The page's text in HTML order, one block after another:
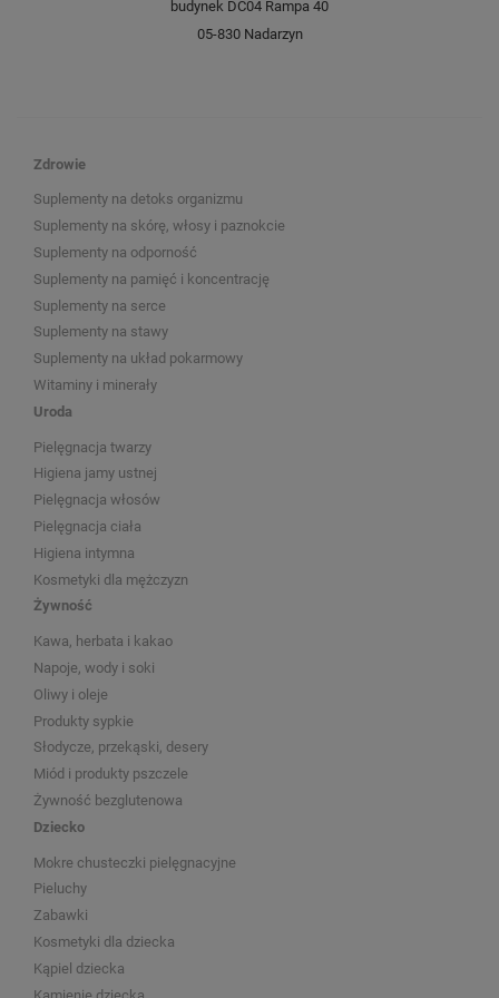
budynek DC04 Rampa 40
05-830 Nadarzyn
Zdrowie
Suplementy na detoks organizmu
Suplementy na skórę, włosy i paznokcie
Suplementy na odporność
Suplementy na pamięć i koncentrację
Suplementy na serce
Suplementy na stawy
Suplementy na układ pokarmowy
Witaminy i minerały
Uroda
Pielęgnacja twarzy
Higiena jamy ustnej
Pielęgnacja włosów
Pielęgnacja ciała
Higiena intymna
Kosmetyki dla mężczyzn
Żywność
Kawa, herbata i kakao
Napoje, wody i soki
Oliwy i oleje
Produkty sypkie
Słodycze, przekąski, desery
Miód i produkty pszczele
Żywność bezglutenowa
Dziecko
Mokre chusteczki pielęgnacyjne
Pieluchy
Zabawki
Kosmetyki dla dziecka
Kąpiel dziecka